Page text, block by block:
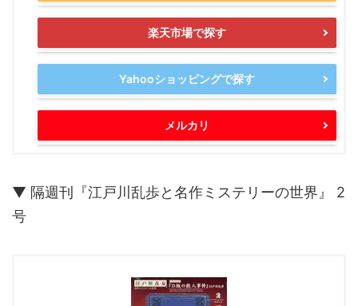
楽天市場で探す
Yahooショッピングで探す
メルカリ
▼ 隔週刊『江戸川乱歩と名作ミステリーの世界』 2
号